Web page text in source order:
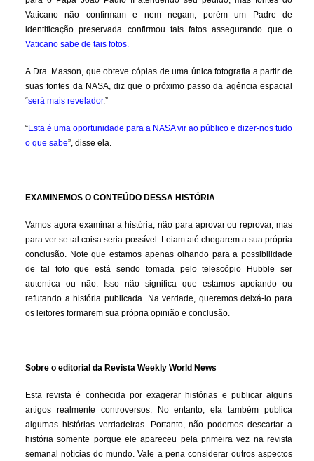
Vaticano não confirmam e nem negam, porém um Padre de
identificação preservada confirmou tais fatos assegurando que o
Vaticano sabe de tais fotos.
A Dra. Masson, que obteve cópias de uma única fotografia a partir de
suas fontes da NASA, diz que o próximo passo da agência espacial
“será mais revelador.”
“Esta é uma oportunidade para a NASA vir ao público e dizer-nos tudo
o que sabe”, disse ela.
EXAMINEMOS O CONTEÚDO DESSA HISTÓRIA
Vamos agora examinar a história, não para aprovar ou reprovar, mas
para ver se tal coisa seria possível. Leiam até chegarem a sua própria
conclusão. Note que estamos apenas olhando para a possibilidade
de tal foto que está sendo tomada pelo telescópio Hubble ser
autentica ou não. Isso não significa que estamos apoiando ou
refutando a história publicada. Na verdade, queremos deixá-lo para
os leitores formarem sua própria opinião e conclusão.
Sobre o editorial da Revista Weekly World News
Esta revista é conhecida por exagerar histórias e publicar alguns
artigos realmente controversos. No entanto, ela também publica
algumas histórias verdadeiras. Portanto, não podemos descartar a
história somente porque ele apareceu pela primeira vez na revista
semanal notícias do mundo. Vale a pena considerar outros aspectos